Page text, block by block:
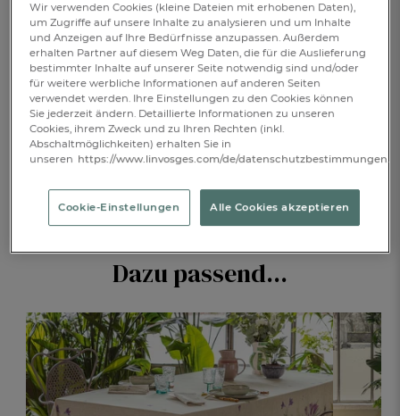
1 IN DEN WARENKORB
BESCHREIBUNG
Dazu passend...
Wir verwenden Cookies (kleine Dateien mit erhobenen Daten),
um Zugriffe auf unsere Inhalte zu analysieren und um Inhalte
und Anzeigen auf Ihre Bedürfnisse anzupassen. Außerdem
erhalten Partner auf diesem Weg Daten, die für die Auslieferung
bestimmter Inhalte auf unserer Seite notwendig sind und/oder
für weitere werbliche Informationen auf anderen Seiten
verwendet werden. Ihre Einstellungen zu den Cookies können
Sie jederzeit ändern. Detaillierte Informationen zu unseren
Cookies, ihrem Zweck und zu Ihren Rechten (inkl.
Abschaltmöglichkeiten) erhalten Sie in
unseren https://www.linvosges.com/de/
Cookie-Einstellungen Alle Cookies akzeptieren